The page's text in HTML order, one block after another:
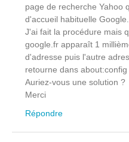
page de recherche Yahoo
d'accueil habituelle
J'ai fait la procédure mais
google.fr apparaît 1
d'adresse puis l'autre
retourne dans
Auriez-vous une solution ?
Merci
Répondre